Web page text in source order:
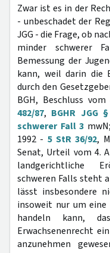
Zwar ist es in der
- unbeschadet der
JGG - die Frage, ob
minder schwerer
Bemessung der
kann, weil darin die
durch den
BGH, Beschluss
482/87, BGHR JGG
schwerer Fall 3
1992 - 5 StR 36/92,
Senat, Urteil vom 4.
landgerichtliche
schweren Falls steht
lässt insbesondere
insoweit nur um
handeln kann,
Erwachsenenrecht
anzunehmen